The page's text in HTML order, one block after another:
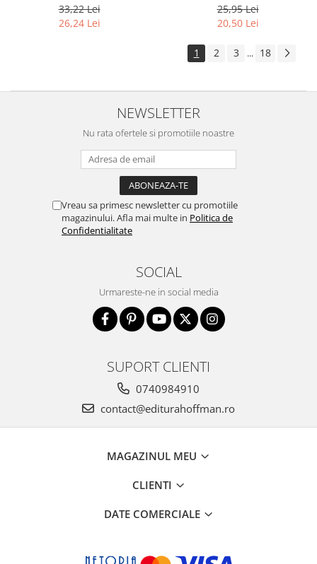
33,22 Lei
26,24 Lei
25,95 Lei
20,50 Lei
1 2 3 ... 18
NEWSLETTER
Nu rata ofertele si promotiile noastre
Vreau sa primesc newsletter cu promotiile
magazinului. Afla mai multe in Politica de
Confidentialitate
SOCIAL
Urmareste-ne in social media
SUPORT CLIENTI
0740984910
contact@editurahoffman.ro
MAGAZINUL MEU
CLIENTI
DATE COMERCIALE